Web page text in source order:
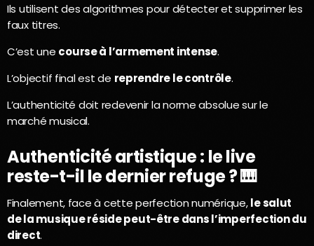
Ils utilisent des algorithmes pour détecter et supprimer les
faux titres.
C’est une course à l’armement intense.
L’objectif final est de reprendre le contrôle.
L’authenticité doit redevenir la norme absolue sur le
marché musical.
Authenticité artistique : le live
reste-t-il le dernier refuge ? 🎹
Finalement, face à cette perfection numérique,le salut
de la musique réside peut-être dans l’imperfection du
direct.